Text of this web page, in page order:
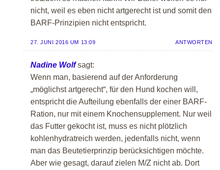
nicht, weil es eben nicht artgerecht ist und somit den
BARF-Prinzipien nicht entspricht.
27. JUNI 2016 UM 13:09 ANTWORTEN
Nadine Wolf sagt:
Wenn man, basierend auf der Anforderung
„möglichst artgerecht“, für den Hund kochen will,
entspricht die Aufteilung ebenfalls der einer BARF-
Ration, nur mit einem Knochensupplement. Nur weil
das Futter gekocht ist, muss es nicht plötzlich
kohlenhydratreich werden, jedenfalls nicht, wenn
man das Beutetierprinzip berücksichtigen möchte.
Aber wie gesagt, darauf zielen M/Z nicht ab. Dort